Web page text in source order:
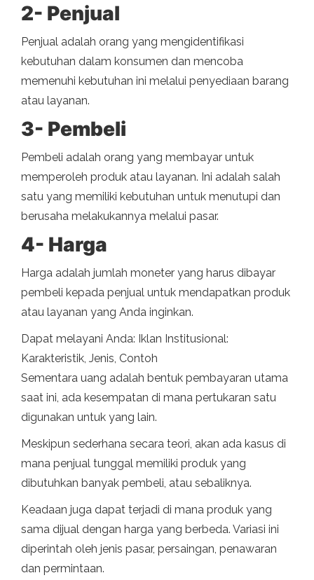
2- Penjual
Penjual adalah orang yang mengidentifikasi
kebutuhan dalam konsumen dan mencoba
memenuhi kebutuhan ini melalui penyediaan barang
atau layanan.
3- Pembeli
Pembeli adalah orang yang membayar untuk
memperoleh produk atau layanan. Ini adalah salah
satu yang memiliki kebutuhan untuk menutupi dan
berusaha melakukannya melalui pasar.
4- Harga
Harga adalah jumlah moneter yang harus dibayar
pembeli kepada penjual untuk mendapatkan produk
atau layanan yang Anda inginkan.
Dapat melayani Anda: Iklan Institusional:
Karakteristik, Jenis, Contoh
Sementara uang adalah bentuk pembayaran utama
saat ini, ada kesempatan di mana pertukaran satu
digunakan untuk yang lain.
Meskipun sederhana secara teori, akan ada kasus di
mana penjual tunggal memiliki produk yang
dibutuhkan banyak pembeli, atau sebaliknya.
Keadaan juga dapat terjadi di mana produk yang
sama dijual dengan harga yang berbeda. Variasi ini
diperintah oleh jenis pasar, persaingan, penawaran
dan permintaan.